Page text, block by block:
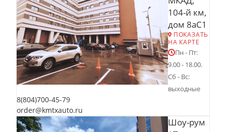
104-й км,
дом 8аС1
ПОКАЗАТЬ
НА КАРТЕ
Пн - Пт:
9.00 - 18.00.
Сб - Вс:
выходные
8(804)700-45-79
order@kmtxauto.ru
Шоу-рум